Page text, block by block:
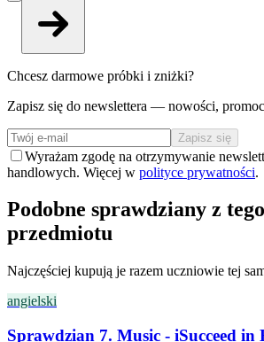
Chcesz darmowe próbki i zniżki?
Zapisz się do newslettera — nowości,
Zapisz się
Wyrażam zgodę na otrzymywanie
handlowych. Więcej w polityce prywatności.
Podobne sprawdziany z
przedmiotu
Najczęściej kupują je razem uczniowie tej
angielski
Sprawdzian 7. Music - iSucceed in